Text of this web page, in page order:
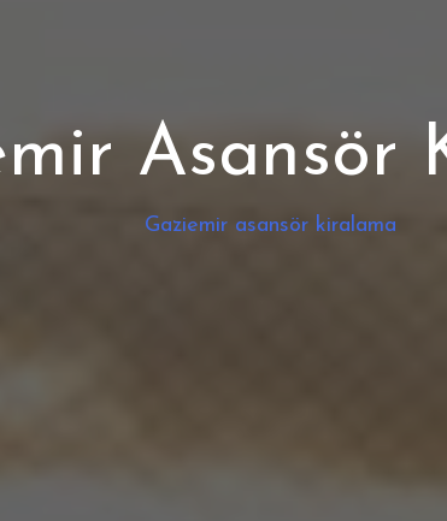
Asansör
Gaziemir asansör kiralama